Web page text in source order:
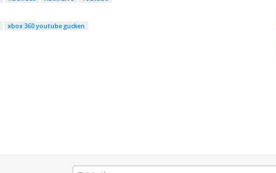
xbox 360 youtube gucken